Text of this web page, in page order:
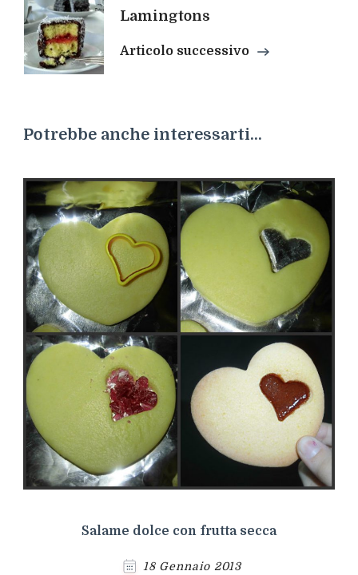
Lamingtons
Articolo successivo
Potrebbe anche interessarti...
Salame dolce con frutta secca
18 Gennaio 2013